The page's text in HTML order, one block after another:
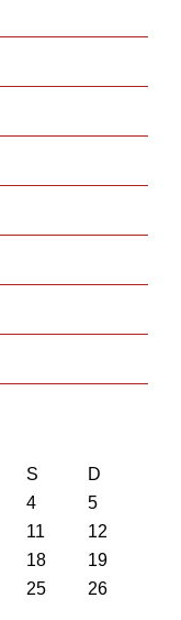
S
D
4
5
11
12
18
19
25
26